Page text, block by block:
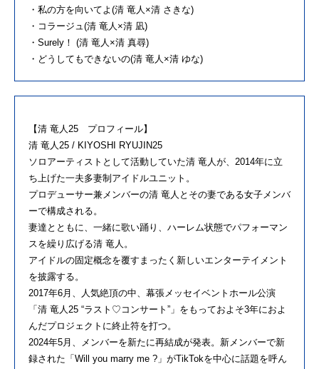
・私の方を向いてよ(清 竜人×清 さきな)
・コラージュ(清 竜人×清 凪)
・Surely！ (清 竜人×清 真尋)
・どうしてもできないの(清 竜人×清 ゆな)
【清 竜人25 プロフィール】
清 竜人25 / KIYOSHI RYUJIN25
ソロアーティストとして活動していた清 竜人が、2014年に立
ち上げた一夫多妻制アイドルユニット。
プロデューサー兼メンバーの清 竜人とその妻である女子メンバ
ーで構成される。
妻達とともに、一緒に歌い踊り、ハーレム状態でパフォーマン
スを繰り広げる清 竜人。
アイドルの固定概念を覆すまったく新しいエンターテイメント
を披露する。
2017年6月、人気絶頂の中、幕張メッセイベントホール公演
「清 竜人25 “ラスト♡コンサート”」をもっておよそ3年におよ
んだプロジェクトに終止符を打つ。
2024年5月、メンバーを新たに再結成が発表。新メンバーで新
録された「Will you marry me ?」がTikTokを中心に話題を呼ん